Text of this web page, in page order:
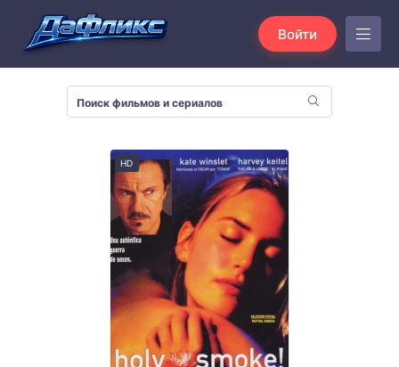
Войти
HD